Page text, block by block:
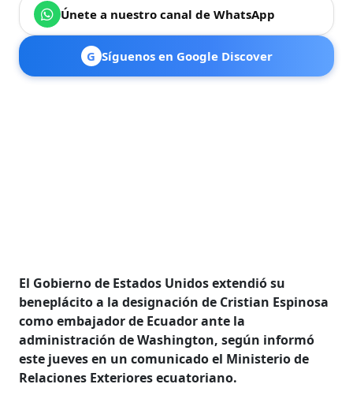
Únete a nuestro canal de WhatsApp
G Síguenos en Google Discover
El Gobierno de Estados Unidos extendió su
beneplácito a la designación de Cristian Espinosa
como embajador de Ecuador ante la
administración de Washington, según informó
este jueves en un comunicado el Ministerio de
Relaciones Exteriores ecuatoriano.